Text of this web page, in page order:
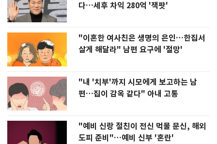
다…세후 차익 280억 '잭팟'
"이혼한 여사친은 생명의 은인…한집서
살게 해달라" 남편 요구에 '절망'
"내 '치부'까지 시모에게 보고하는 남
편…집이 감옥 같다" 아내 고통
"예비 신랑 절친이 전신 먹물 문신, 해외
도피 준비"…예비 신부 '혼란'